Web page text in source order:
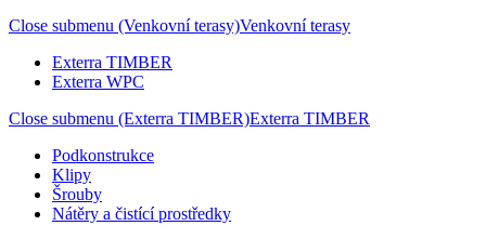
Close submenu (Venkovní terasy)Venkovní terasy
Exterra TIMBER
Exterra WPC
Close submenu (Exterra TIMBER)Exterra TIMBER
Podkonstrukce
Klipy
Šrouby
Nátěry a čistící prostředky